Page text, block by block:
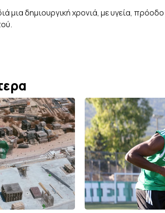
μια δημιουργική χρονιά, με υγεία, πρόοδο